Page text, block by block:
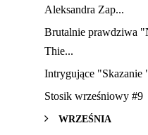
Aleksandra Zap...
Brutalnie prawdziwa
Thie...
Intrygujące "Skazanie
Stosik wrześniowy #9
WRZEŚNIA